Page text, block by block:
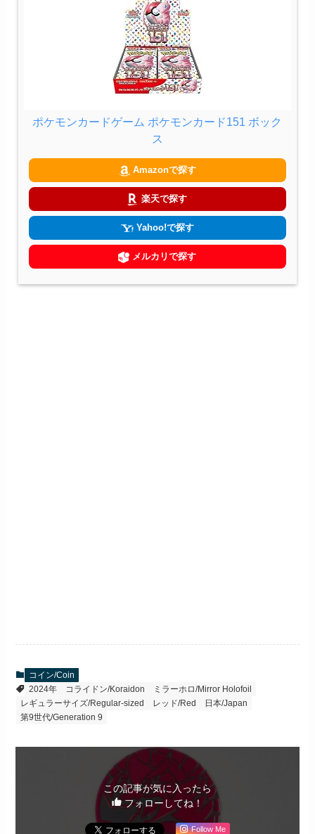
ポケモンカードゲーム ポケモンカード151 ボック
ス
Amazonで探す
楽天で探す
Yahoo!で探す
メルカリで探す
コイン/Coin
2024年
コライドン/Koraidon
ミラーホロ/Mirror Holofoil
レギュラーサイズ/Regular-sized
レッド/Red
日本/Japan
第9世代/Generation 9
この記事が気に入ったら
フォローしてね！
Follow Me